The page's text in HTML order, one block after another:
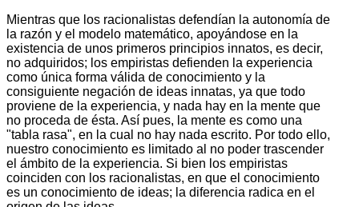
Mientras que los racionalistas defendían la autonomía de
la razón y el modelo matemático, apoyándose en la
existencia de unos primeros principios innatos, es decir,
no adquiridos; los empiristas defienden la experiencia
como única forma válida de conocimiento y la
consiguiente negación de ideas innatas, ya que todo
proviene de la experiencia, y nada hay en la mente que
no proceda de ésta. Así pues, la mente es como una
"tabla rasa", en la cual no hay nada escrito. Por todo ello,
nuestro conocimiento es limitado al no poder trascender
el ámbito de la experiencia. Si bien los empiristas
coinciden con los racionalistas, en que el conocimiento
es un conocimiento de ideas; la diferencia radica en el